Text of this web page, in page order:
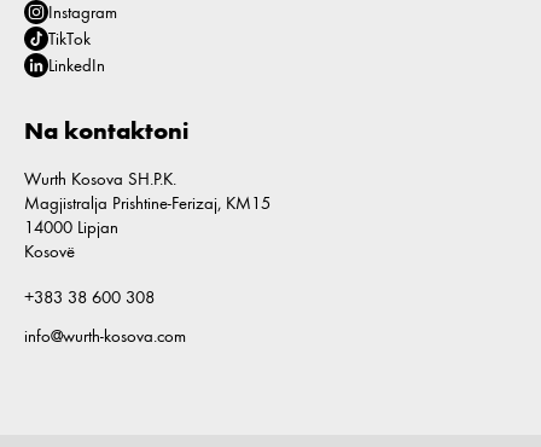
Instagram
TikTok
LinkedIn
Na kontaktoni
Wurth Kosova SH.P.K.
Magjistralja Prishtine-Ferizaj, KM15
14000 Lipjan
Kosovë
+383 38 600 308
info@wurth-kosova.com